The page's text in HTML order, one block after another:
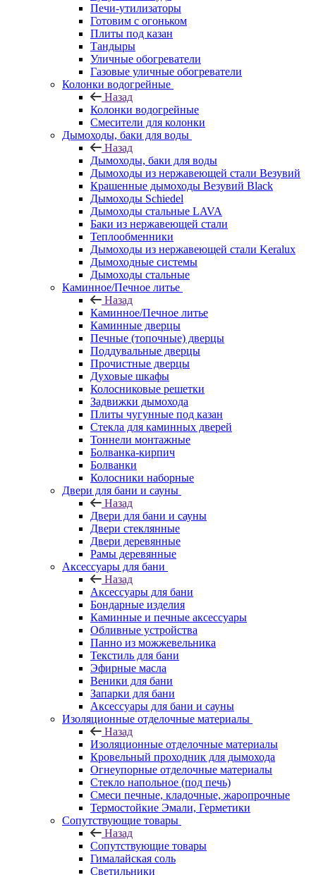
Печи-утилизаторы
Готовим с огоньком
Плиты под казан
Тандыры
Уличные обогреватели
Газовые уличные обогреватели
Колонки водогрейные
Назад
Колонки водогрейные
Смесители для колонки
Дымоходы, баки для воды
Назад
Дымоходы, баки для воды
Дымоходы из нержавеющей стали Везувий
Крашенные дымоходы Везувий Black
Дымоходы Schiedel
Дымоходы стальные LAVA
Баки из нержавеющей стали
Теплообменники
Дымоходы из нержавеющей стали Keralux
Дымоходные системы
Дымоходы стальные
Каминное/Печное литье
Назад
Каминное/Печное литье
Каминные дверцы
Печные (топочные) дверцы
Поддувальные дверцы
Прочистные дверцы
Духовые шкафы
Колосниковые решетки
Задвижки дымохода
Плиты чугунные под казан
Стекла для каминных дверей
Тоннели монтажные
Болванка-кирпич
Болванки
Колосники наборные
Двери для бани и сауны
Назад
Двери для бани и сауны
Двери стеклянные
Двери деревянные
Рамы деревянные
Аксессуары для бани
Назад
Аксессуары для бани
Бондарные изделия
Каминные и печные аксессуары
Обливные устройства
Панно из можжевельника
Текстиль для бани
Эфирные масла
Веники для бани
Запарки для бани
Аксессуары для бани и сауны
Изоляционные отделочные материалы
Назад
Изоляционные отделочные материалы
Кровельный проходник для дымохода
Огнеупорные отделочные материалы
Стекло напольное (под печь)
Смеси печные, кладочные, жаропрочные
Термостойкие Эмали, Герметики
Сопутствующие товары
Назад
Сопутствующие товары
Гималайская соль
Светильники